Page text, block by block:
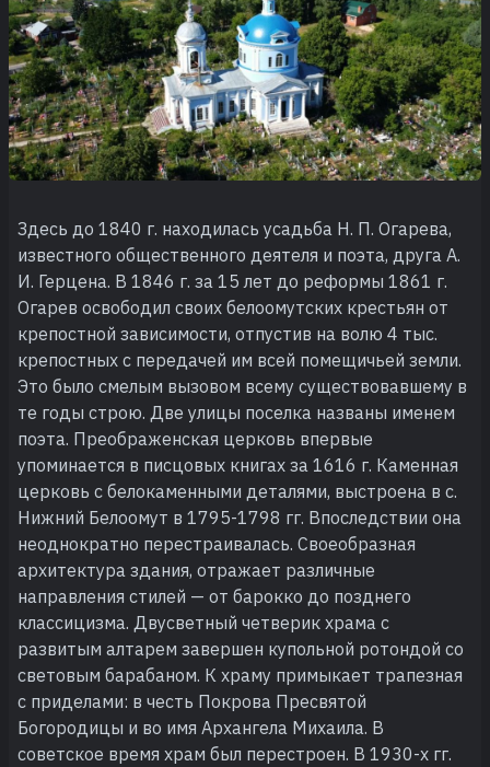
Здесь до 1840 г. находилась усадьба Н. П. Огарева,
известного общественного деятеля и поэта, друга А.
И. Герцена. В 1846 г. за 15 лет до реформы 1861 г.
Огарев освободил своих белоомутских крестьян от
крепостной зависимости, отпустив на волю 4 тыс.
крепостных с передачей им всей помещичьей земли.
Это было смелым вызовом всему существовавшему в
те годы строю. Две улицы поселка названы именем
поэта. Преображенская церковь впервые
упоминается в писцовых книгах за 1616 г. Каменная
церковь с белокаменными деталями, выстроена в с.
Нижний Белоомут в 1795-1798 гг. Впоследствии она
неоднократно перестраивалась. Своеобразная
архитектура здания, отражает различные
направления стилей — от барокко до позднего
классицизма. Двусветный четверик храма с
развитым алтарем завершен купольной ротондой со
световым барабаном. К храму примыкает трапезная
с приделами: в честь Покрова Пресвятой
Богородицы и во имя Архангела Михаила. В
советское время храм был перестроен. В 1930-х гг.